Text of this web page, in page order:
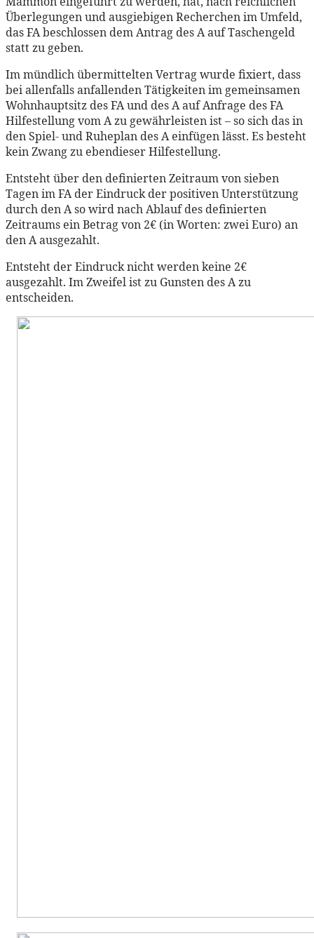
Überlegungen und ausgiebigen Recherchen im Umfeld,
das FA beschlossen dem Antrag des A auf Taschengeld
statt zu geben.
Im mündlich übermittelten Vertrag wurde fixiert, dass
bei allenfalls anfallenden Tätigkeiten im gemeinsamen
Wohnhauptsitz des FA und des A auf Anfrage des FA
Hilfestellung vom A zu gewährleisten ist – so sich das in
den Spiel- und Ruheplan des A einfügen lässt. Es besteht
kein Zwang zu ebendieser Hilfestellung.
Entsteht über den definierten Zeitraum von sieben
Tagen im FA der Eindruck der positiven Unterstützung
durch den A so wird nach Ablauf des definierten
Zeitraums ein Betrag von 2€ (in Worten: zwei Euro) an
den A ausgezahlt.
Entsteht der Eindruck nicht werden keine 2€
ausgezahlt. Im Zweifel ist zu Gunsten des A zu
entscheiden.